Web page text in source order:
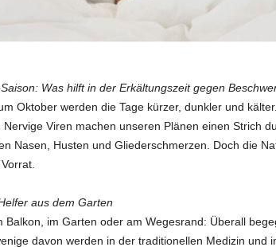
Was hilft in der Erkältungszeit gegen
Oktober werden die Tage kürzer, dunkler und
Nervige Viren machen unseren Plänen einen Strich
Nasen, Husten und Gliederschmerzen. Doch die
aus dem Garten
Balkon, im Garten oder am Wegesrand: Überall
davon werden in der traditionellen Medizin und